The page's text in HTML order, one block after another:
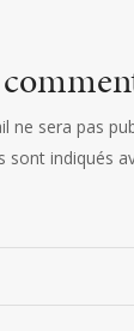
ne sera pas
sont indiqués